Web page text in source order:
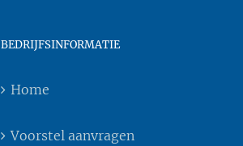
BEDRIJFSINFORMATIE
Home
Voorstel aanvragen